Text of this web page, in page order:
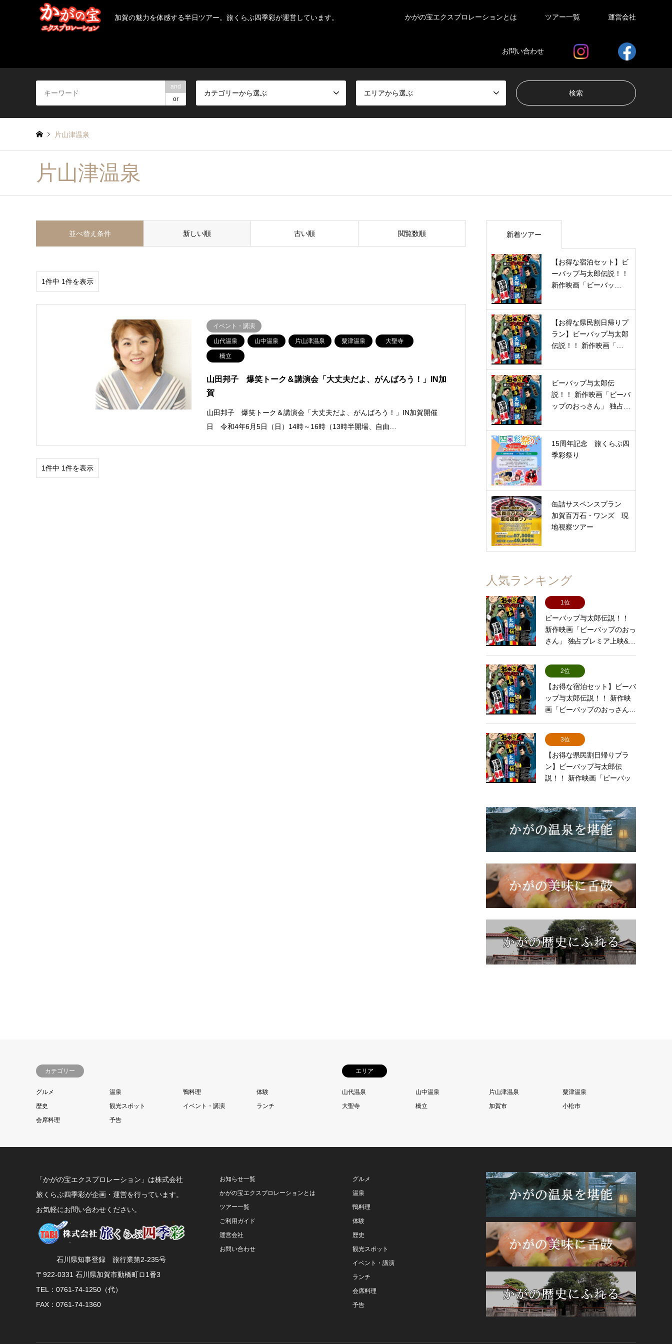
加賀の魅力を体感する半日ツアー。旅くらぶ四季彩が運営しています。 かがの宝エクスプロレーションとは ツアー一覧 運営会社
お問い合わせ
and
or
カテゴリーから選ぶ エリアから選ぶ
片山津温泉
片山津温泉
並べ替え条件 新しい順 古い順 閲覧数順
1件中 1件を表示
イベント・講演
山代温泉 山中温泉 片山津温泉 粟津温泉 大聖寺
橋立
山田邦子 爆笑トーク＆講演会「大丈夫だよ、がんばろう！」IN加
賀
山田邦子 爆笑トーク＆講演会「大丈夫だよ、がんばろう！」IN加賀開催
日 令和4年6月5日（日）14時～16時（13時半開場、自由…
1件中 1件を表示
新着ツアー
【お得な宿泊セット】ビ
ーバップ与太郎伝説！！
新作映画「ビーバッ…
【お得な県民割日帰りプ
ラン】ビーバップ与太郎
伝説！！ 新作映画「…
ビーバップ与太郎伝
説！！ 新作映画「ビーバ
ップのおっさん」 独占…
15周年記念 旅くらぶ四
季彩祭り
缶詰サスペンスプラン
加賀百万石・ワンズ 現
地視察ツアー
人気ランキング
1位
ビーバップ与太郎伝説！！
新作映画「ビーバップのおっ
さん」 独占プレミア上映&…
2位
【お得な宿泊セット】ビーバ
ップ与太郎伝説！！ 新作映
画「ビーバップのおっさん…
3位
【お得な県民割日帰りプラ
ン】ビーバップ与太郎伝
説！！ 新作映画「ビーバッ
カテゴリー
グルメ 温泉 鴨料理
体験
歴史
観光スポット イベント・講演
ランチ
会席料理
予告
エリア
山代温泉 山中温泉 片山津温泉
粟津温泉
大聖寺
橋立 加賀市 小松市
「かがの宝エクスプロレーション」は株式会社
旅くらぶ四季彩が企画・運営を行っています。
お気軽にお問い合わせください。
石川県知事登録 旅行業第2-235号
〒922-0331 石川県加賀市動橋町ロ1番3
TEL：0761-74-1250（代）
FAX：0761-74-1360
お知らせ一覧
かがの宝エクスプロレーションとは
ツアー一覧
ご利用ガイド
運営会社
お問い合わせ
グルメ
温泉
鴨料理
体験
歴史
観光スポット
イベント・講演
ランチ
会席料理
予告